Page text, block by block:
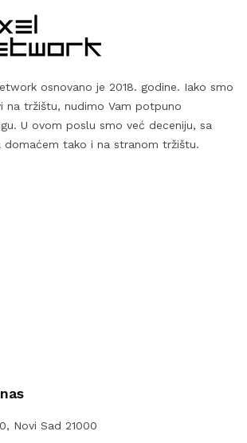
osnovano je 2018. godine. Iako smo
na tržištu, nudimo Vam potpuno
U ovom poslu smo već deceniju, sa
domaćem tako i na stranom tržištu.
Novi Sad 21000